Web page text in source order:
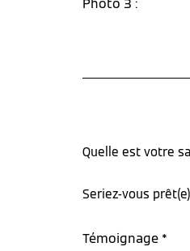
Photo 3 :
Quelle est votre
Seriez-vous
Témoignage *